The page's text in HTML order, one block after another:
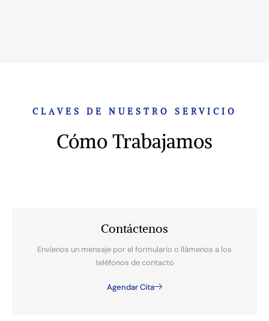
CLAVES DE NUESTRO SERVICIO
Cómo Trabajamos
Contáctenos
Envíenos un mensaje por el formulario o llámenos a los
teléfonos de contacto
Agendar Cita